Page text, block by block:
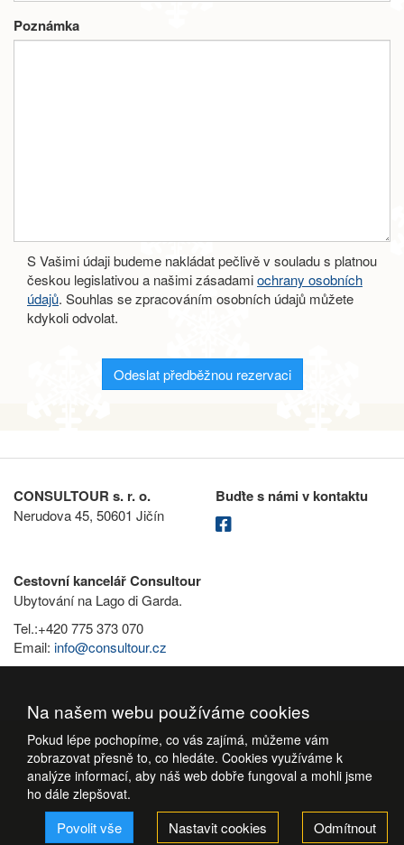
Poznámka
S Vašimi údaji budeme nakládat pečlivě v souladu s platnou
českou legislativou a našimi zásadamiochrany osobních
údajů. Souhlas se zpracováním osobních údajů můžete
kdykoli odvolat.
Odeslat předběžnou rezervaci
CONSULTOUR s. r. o.
Nerudova 45, 50601 Jičín
Buďte s námi v kontaktu
Cestovní kancelář Consultour
Ubytování na Lago di Garda.
Tel.:+420 775 373 070
Email: info@consultour.cz
Na našem webu používáme cookies
Pokud lépe pochopíme, co vás zajímá, můžeme vám
zobrazovat přesně to, co hledáte. Cookies využíváme k
analýze informací, aby náš web dobře fungoval a mohli jsme
ho dále zlepšovat.
Povolit vše Nastavit cookies Odmítnout